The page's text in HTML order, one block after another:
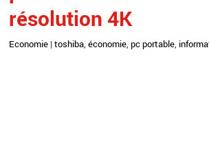
résolution 4K
Economie | toshiba, économie, pc portable,